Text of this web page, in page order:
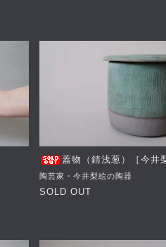
蓋物（錆浅葱）［今井
陶芸家・今井梨絵の陶器
SOLD OUT